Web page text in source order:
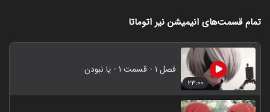
تمام قسمت‌های انیمیشن نیر اتوماتا
۲۳:۰۰
فصل ۱ - قسمت ۱ - یا نبودن